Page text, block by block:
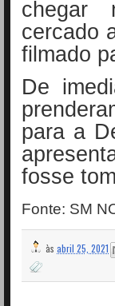
chegar
cercado
filmado
De
para a
fosse
Fonte: SM
às abril 25, 2021